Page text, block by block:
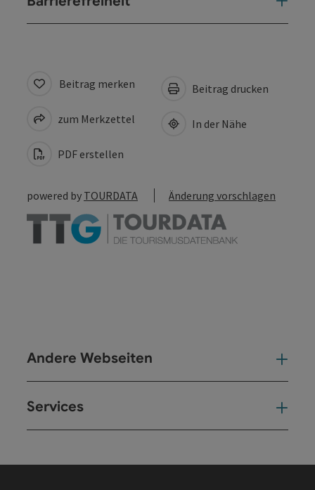
Beitrag merken
zum Merkzettel
PDF erstellen
Beitrag drucken
In der Nähe
powered by TOURDATA Änderung vorschlagen
Andere Webseiten
Services